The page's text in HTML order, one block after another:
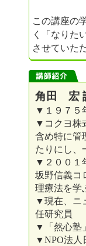
この講座の
く「なりた
させていた
角田 宏
▼１９７５
▼コクヨ株
含め特に管
たりにし、
▼２００１
坂野信義コ
理療法を学
▼現在、ニ
任研究員
▼「然心塾
▼NPO法人